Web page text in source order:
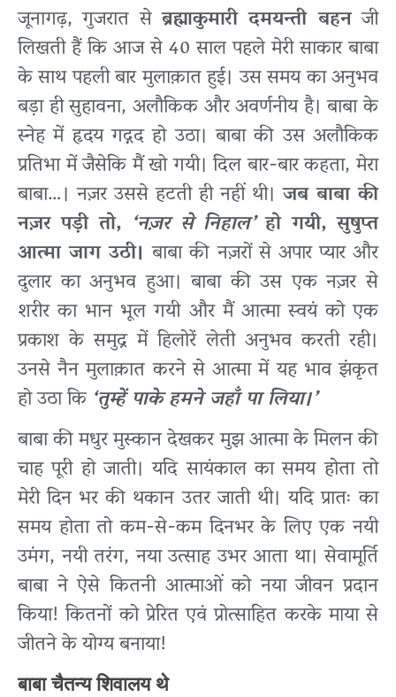
जूनागढ़, गुजरात सेब्रह्माकुमारी दमयन्ती बहनजी
लिखती हैं कि आज से 40 साल पहले मेरी साकार बाबा
के साथ पहली बार मुलाक़ात हुई। उस समय का अनुभव
बड़ा ही सुहावना, अलौकिक और अवर्णनीय है। बाबा के
स्नेह में हृदय गद्गद हो उठा। बाबा की उस अलौकिक
प्रतिभा में जैसेकि मैं खो गयी। दिल बार-बार कहता, मेरा
बाबा…। नज़र उससे हटती ही नहीं थी।जब बाबा की
नज़र पड़ी तो, ‘नज़र से निहाल’हो गयी, सुषुप्त
आत्मा जाग उठी। बाबा की नज़रों से अपार प्यार और
दुलार का अनुभव हुआ। बाबा की उस एक नज़र से
शरीर का भान भूल गयी और मैं आत्मा स्वयं को एक
प्रकाश के समुद्र में हिलोरें लेती अनुभव करती रही।
उनसे नैन मुलाक़ात करने से आत्मा में यह भाव झंकृत
हो उठा कि ‘तुम्हें पाके हमने जहाँ पा लिया।’
बाबा की मधुर मुस्कान देखकर मुझ आत्मा के मिलन की
चाह पूरी हो जाती। यदि सायंकाल का समय होता तो
मेरी दिन भर की थकान उतर जाती थी। यदि प्रातः का
समय होता तो कम-से-कम दिनभर के लिए एक नयी
उमंग, नयी तरंग, नया उत्साह उभर आता था। सेवामूर्ति
बाबा ने ऐसे कितनी आत्माओं को नया जीवन प्रदान
किया! कितनों को प्रेरित एवं प्रोत्साहित करके माया से
जीतने के योग्य बनाया!
बाबा चैतन्य शिवालय थे